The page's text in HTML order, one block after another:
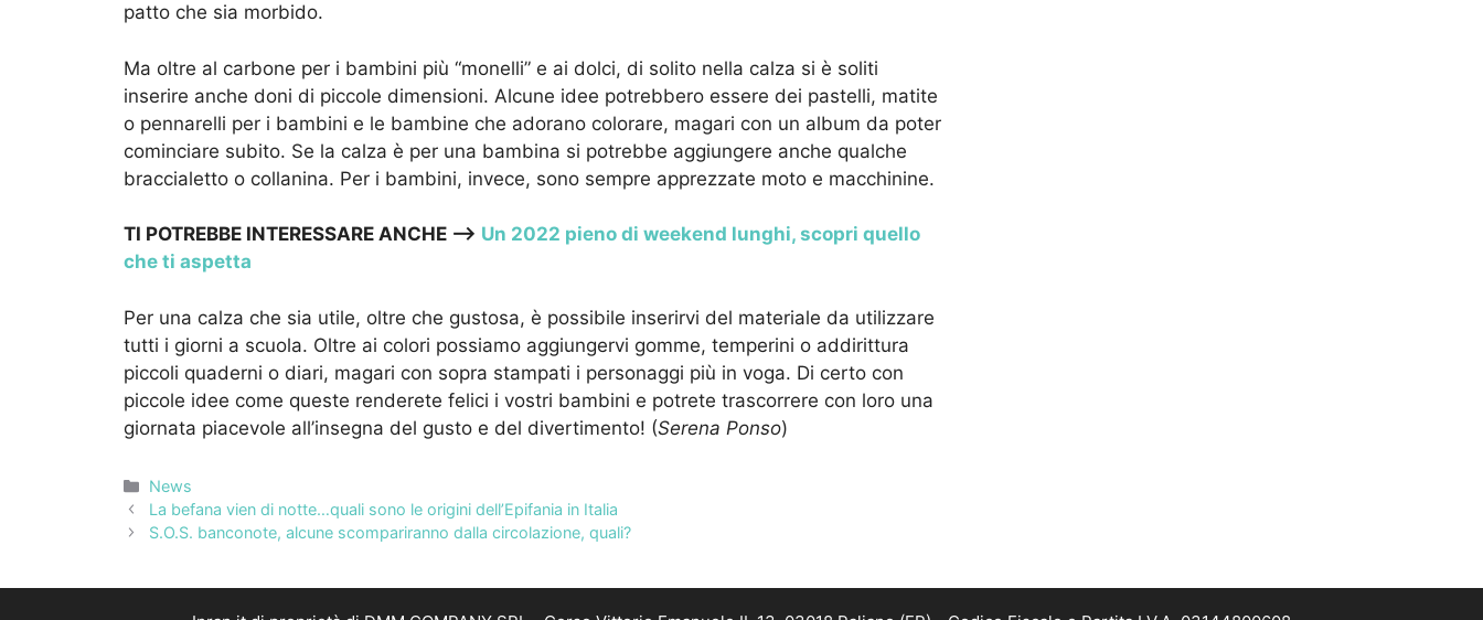
patto che sia morbido.
Ma oltre al carbone per i bambini più “monelli” e ai dolci, di solito nella calza si è soliti
inserire anche doni di piccole dimensioni. Alcune idee potrebbero essere dei pastelli, matite
o pennarelli per i bambini e le bambine che adorano colorare, magari con un album da poter
cominciare subito. Se la calza è per una bambina si potrebbe aggiungere anche qualche
braccialetto o collanina. Per i bambini, invece, sono sempre apprezzate moto e macchinine.
TI POTREBBE INTERESSARE ANCHE –> Un 2022 pieno di weekend lunghi, scopri quello
che ti aspetta
Per una calza che sia utile, oltre che gustosa, è possibile inserirvi del materiale da utilizzare
tutti i giorni a scuola. Oltre ai colori possiamo aggiungervi gomme, temperini o addirittura
piccoli quaderni o diari, magari con sopra stampati i personaggi più in voga. Di certo con
piccole idee come queste renderete felici i vostri bambini e potrete trascorrere con loro una
giornata piacevole all’insegna del gusto e del divertimento! (Serena Ponso)
Categorie
News
La befana vien di notte…quali sono le origini dell’Epifania in Italia
S.O.S. banconote, alcune scompariranno dalla circolazione, quali?